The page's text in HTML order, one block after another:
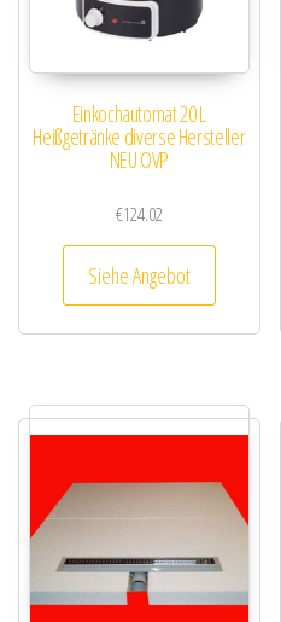
Einkochautomat 20 L
Heißgetränke diverse Hersteller
NEU OVP
€124.02
Siehe Angebot